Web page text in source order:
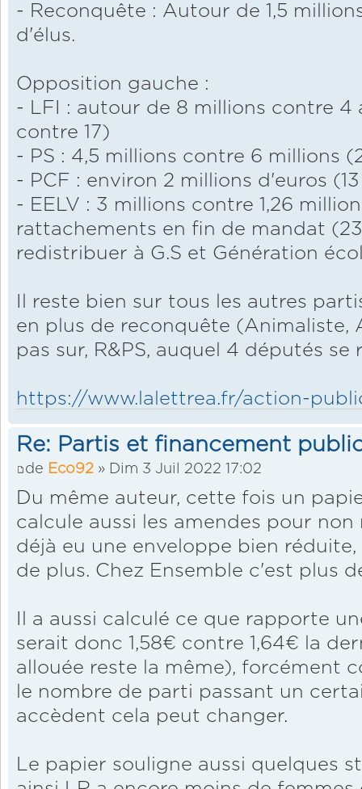
- Reconquête : Autour de 1,5
d'élus.
Opposition gauche :
- LFI : autour de 8 millions contre
contre 17)
- PS : 4,5 millions contre 6 millions
- PCF : environ 2 millions d'euros
- EELV : 3 millions contre 1,26
rattachements en fin de mandat
redistribuer à G.S et Génération
Il reste bien sur tous les autres
en plus de reconquête (Animaliste,
pas sur, R&PS, auquel 4 députés
https://www.lalettrea.fr/action-
Re: Partis et financement
de Eco92 » Dim 3 Juil 2022 17:02
Du même auteur, cette fois un
calcule aussi les amendes pour
déjà eu une enveloppe bien
de plus. Chez Ensemble c'est plus
Il a aussi calculé ce que rapporte
serait donc 1,58€ contre 1,64€ la
allouée reste la même), forcément
le nombre de parti passant un
accèdent cela peut changer.
Le papier souligne aussi quelques